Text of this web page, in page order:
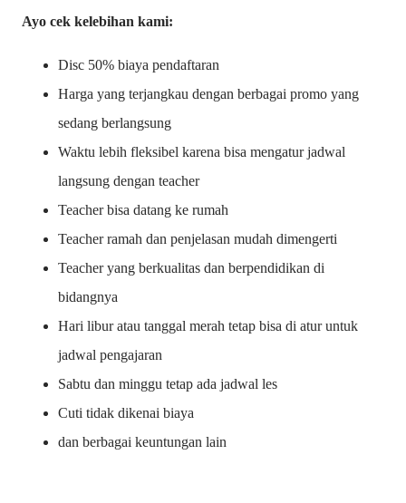
Ayo cek kelebihan kami:
Disc 50% biaya pendaftaran
Harga yang terjangkau dengan berbagai promo yang
sedang berlangsung
Waktu lebih fleksibel karena bisa mengatur jadwal
langsung dengan teacher
Teacher bisa datang ke rumah
Teacher ramah dan penjelasan mudah dimengerti
Teacher yang berkualitas dan berpendidikan di
bidangnya
Hari libur atau tanggal merah tetap bisa di atur untuk
jadwal pengajaran
Sabtu dan minggu tetap ada jadwal les
Cuti tidak dikenai biaya
dan berbagai keuntungan lain